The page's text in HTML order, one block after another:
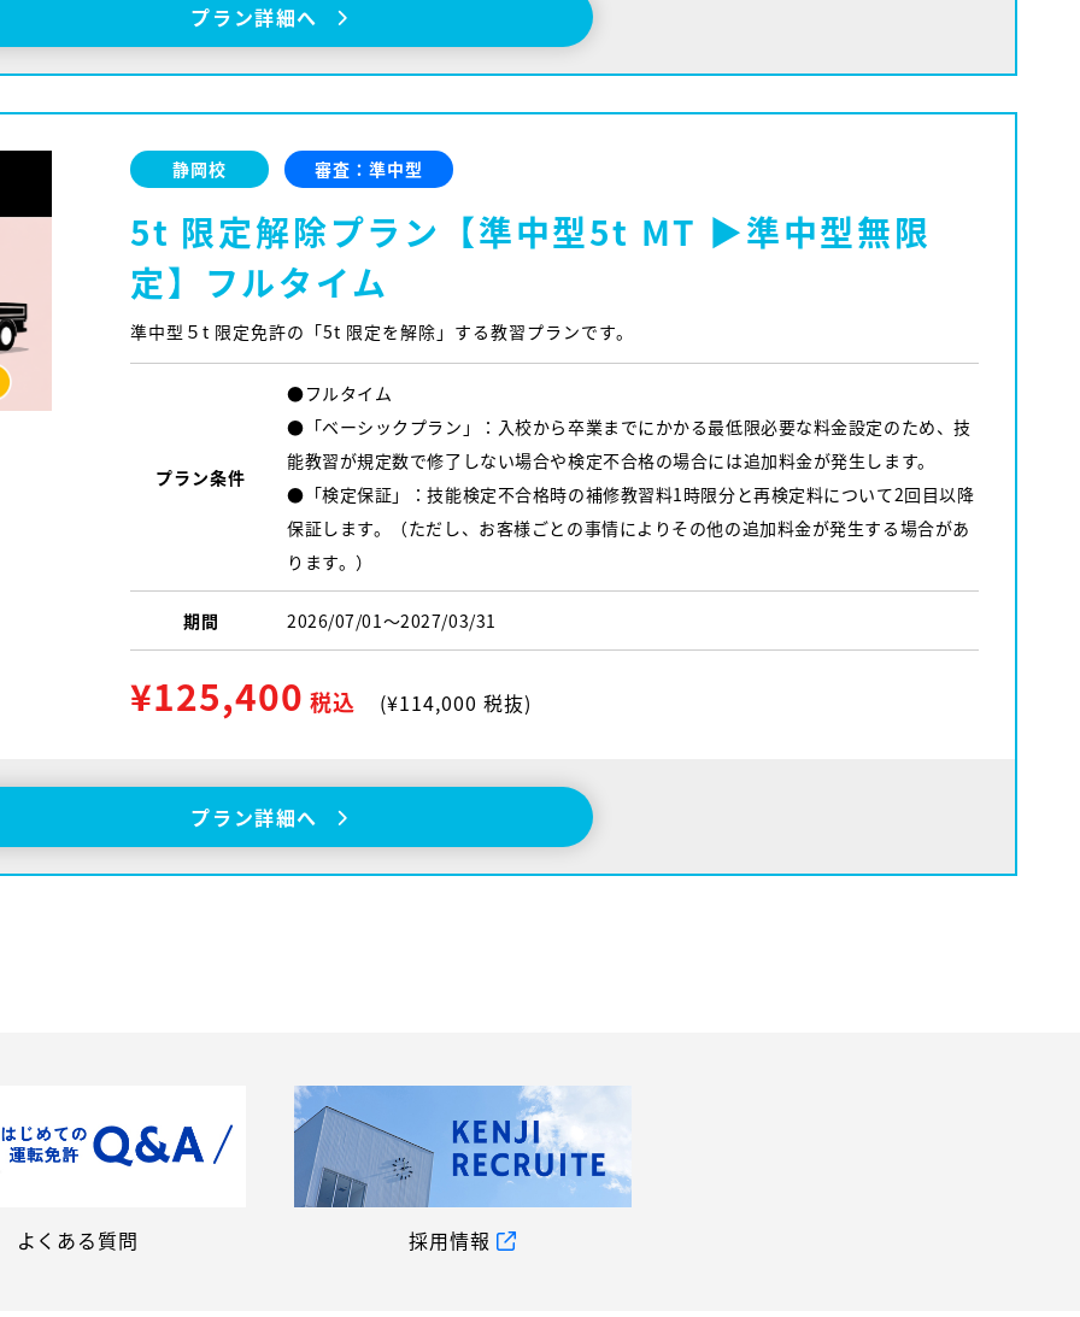
プラン詳細へ
静岡校 審査：準中型
5t 限定解除プラン【準中型5t MT ▶準中型無限
定】フルタイム
準中型５t 限定免許の「5t 限定を解除」する教習プランです。
プラン条件
●フルタイム
●「ベーシックプラン」：入校から卒業までにかかる最低限必要な料金設定のため、技
能教習が規定数で修了しない場合や検定不合格の場合には追加料金が発生します。
●「検定保証」：技能検定不合格時の補修教習料1時限分と再検定料について2回目以降
保証します。（ただし、お客様ごとの事情によりその他の追加料金が発生する場合があ
ります。）
期間 2026/07/01〜2027/03/31
¥125,400 税込 (¥114,000 税抜)
プラン詳細へ
よくある質問 採用情報